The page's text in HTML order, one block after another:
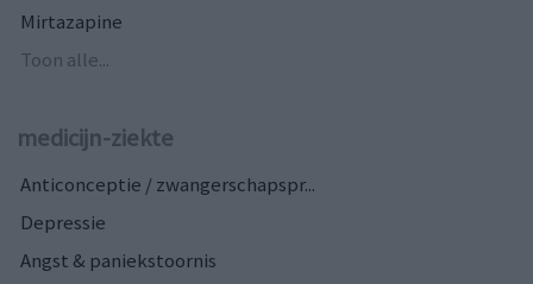
Mirtazapine
Toon alle...
medicijn-ziekte
Anticonceptie / zwangerschapspr...
Depressie
Angst & paniekstoornis